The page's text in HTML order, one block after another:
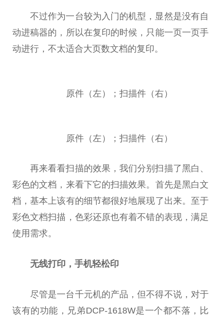
不过作为一台较为入门的机型，显然是没有自
动进稿器的，所以在复印的时候，只能一页一页手
动进行，不太适合大页数文档的复印。
原件（左）；扫描件（右）
原件（左）；扫描件（右）
再来看看扫描的效果，我们分别扫描了黑白、
彩色的文档，来看下它的扫描效果。首先是黑白文
档，基本上该有的细节都很好地展现了出来。至于
彩色文档扫描，色彩还原也有着不错的表现，满足
使用需求。
无线打印，手机轻松印
尽管是一台千元机的产品，但不得不说，对于
该有的功能，兄弟DCP-1618W是一个都不落，比